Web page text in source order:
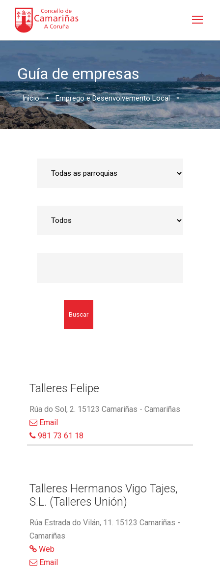
Guía de empresas
Inicio • Emprego e Desenvolvemento Local •
Buscar
Talleres Felipe
Rúa do Sol, 2. 15123 Camariñas - Camariñas
Email
981 73 61 18
Talleres Hermanos Vigo Tajes,
S.L. (Talleres Unión)
Rúa Estrada do Vilán, 11. 15123 Camariñas -
Camariñas
Web
Email